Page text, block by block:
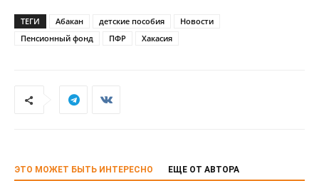
ТЕГИ Абакан детские пособия
Новости
Пенсионный фонд
ПФР Хакасия
ЭТО МОЖЕТ БЫТЬ ИНТЕРЕСНО ЕЩЕ ОТ АВТОРА